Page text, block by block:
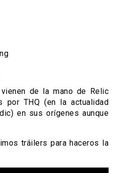
de la mano de Relic
por THQ (en la actualidad
en sus orígenes aunque
tráilers para haceros la